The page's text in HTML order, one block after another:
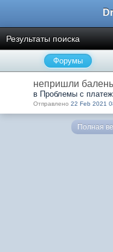
Результаты поиска
Форумы
непришли
в Проблемы с
Отправлено 22 Feb 2021
Полная